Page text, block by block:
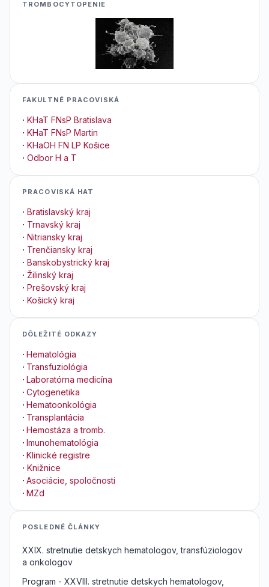
TROMBOCYTOPENIE
FAKULTNÉ PRACOVISKÁ
· KHaT FNsP Bratislava
· KHaT FNsP Martin
· KHaOH FN LP Košice
· Odbor H a T
PRACOVISKÁ HAT
· Bratislavský kraj
· Trnavský kraj
· Nitriansky kraj
· Trenčiansky kraj
· Banskobystrický kraj
· Žilinský kraj
· Prešovský kraj
· Košický kraj
DÔLEŽITÉ ODKAZY
· Hematológia
· Transfuziológia
· Laboratórna medicína
· Cytogenetika
· Hematoonkológia
· Transplantácia
· Hemostáza a tromb.
· Imunohematológia
· Klinické registre
· Knižnice
· Asociácie, spoločnosti
· MZd
POSLEDNÉ ČLÁNKY
XXIX. stretnutie detskych hematologov, transfúziologov
a onkologov
Program - XXVIII. stretnutie detskych hematologov,